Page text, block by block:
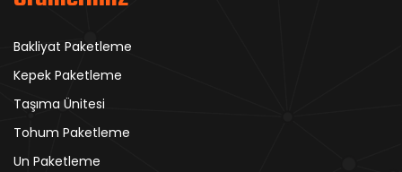
Bakliyat Paketleme
Kepek Paketleme
Taşıma Ünitesi
Tohum Paketleme
Un Paketleme